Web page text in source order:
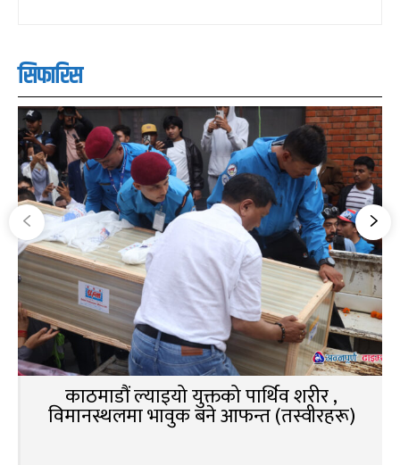
सिफारिस
काठमाडौं ल्याइयो युक्तको पार्थिव शरीर ,
विमानस्थलमा भावुक बने आफन्त (तस्वीरहरू)